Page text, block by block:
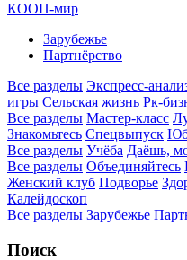
КООП-мир
Зарубежье
Партнёрство
Все разделы Экспресс-
игры Сельская жизнь Рк-
Все разделы Мастер-класс
Знакомьтесь Спецвыпуск
Все разделы Учёба Даёшь,
Все разделы Объединяйтесь
Женский клуб Подворье
Калейдоскоп
Все разделы Зарубежье
Поиск